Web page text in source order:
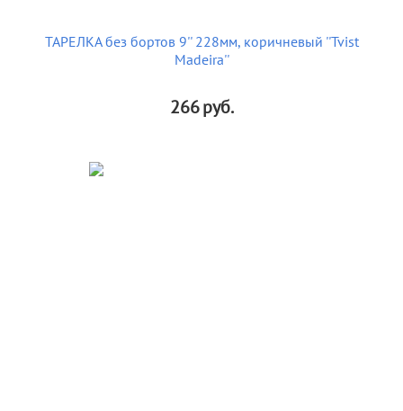
ТАРЕЛКА без бортов 9'' 228мм, коричневый ''Tvist
Madeira''
266руб.